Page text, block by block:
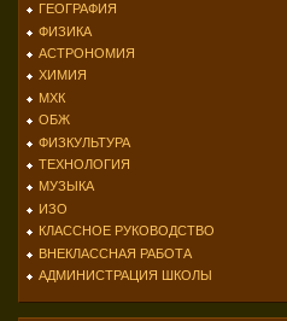
ГЕОГРАФИЯ
ФИЗИКА
АСТРОНОМИЯ
ХИМИЯ
МХК
ОБЖ
ФИЗКУЛЬТУРА
ТЕХНОЛОГИЯ
МУЗЫКА
ИЗО
КЛАССНОЕ РУКОВОДСТВО
ВНЕКЛАССНАЯ РАБОТА
АДМИНИСТРАЦИЯ ШКОЛЫ